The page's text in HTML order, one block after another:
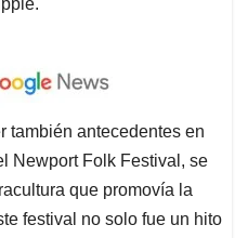
también antecedentes en
Newport Folk Festival, se
que promovía la
festival no solo fue un hito